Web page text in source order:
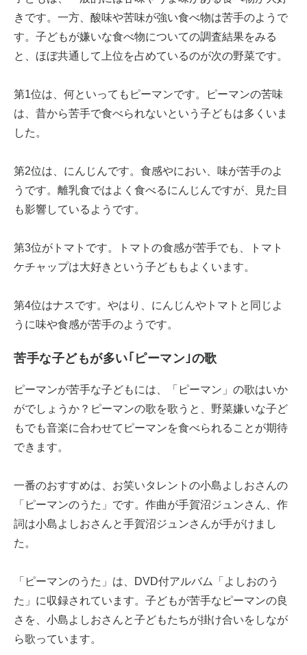
きです。一方、酸味や苦味が強い食べ物は苦手のようで
す。子どもが嫌いな食べ物についての調査結果をみる
と、ほぼ共通して上位を占めているのが次の野菜です。
第1位は、何といってもピーマンです。ピーマンの苦味
は、昔から苦手で食べられないという子どもは多くいま
した。
第2位は、にんじんです。食感やにおい、味が苦手のよ
うです。離乳食ではよく食べるにんじんですが、見た目
も影響しているようです。
第3位がトマトです。トマトの食感が苦手でも、トマト
ケチャップは大好きという子どももよくいます。
第4位はナスです。やはり、にんじんやトマトと同じよ
うに味や食感が苦手のようです。
苦手な子どもが多い｢ピーマン｣の歌
ピーマンが苦手な子どもには、「ピーマン」の歌はいか
がでしょうか？ピーマンの歌を歌うと、野菜嫌いな子ど
もでも音楽に合わせてピーマンを食べられることが期待
できます。
一番のおすすめは、お笑いタレントの小島よしおさんの
「ピーマンのうた」です。作曲が手賀沼ジュンさん、作
詞は小島よしおさんと手賀沼ジュンさんが手がけまし
た。
「ピーマンのうた」は、DVD付アルバム「よしおのう
た」に収録されています。子どもが苦手なピーマンの良
さを、小島よしおさんと子どもたちが掛け合いをしなが
ら歌っています。